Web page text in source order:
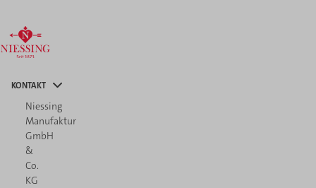
KONTAKT
Niessing
Manufaktur
GmbH
&
Co.
KG